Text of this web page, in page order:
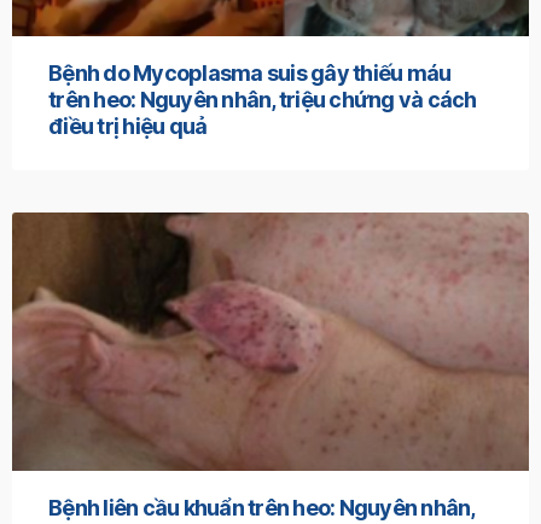
Bệnh do Mycoplasma suis gây thiếu máu
trên heo: Nguyên nhân, triệu chứng và cách
điều trị hiệu quả
Bệnh liên cầu khuẩn trên heo: Nguyên nhân,